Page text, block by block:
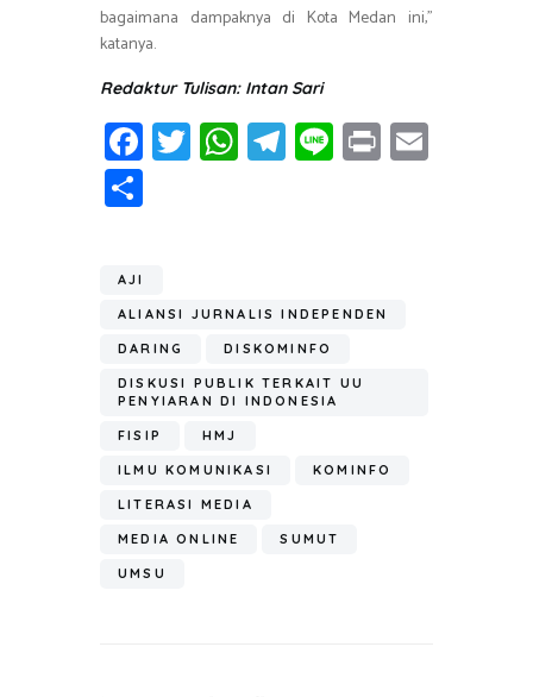
bagaimana dampaknya di Kota Medan ini,”
katanya.
Redaktur Tulisan: Intan Sari
Fa
ce
ok
T
wi
W
h
A
p
p
T
el
a
m
Li
n
Pr
in
e
AJI
ALIANSI JURNALIS INDEPENDEN
DARING DISKOMINFO
DISKUSI PUBLIK TERKAIT UU
PENYIARAN DI INDONESIA
FISIP HMJ
ILMU KOMUNIKASI KOMINFO
LITERASI MEDIA
MEDIA ONLINE SUMUT
UMSU